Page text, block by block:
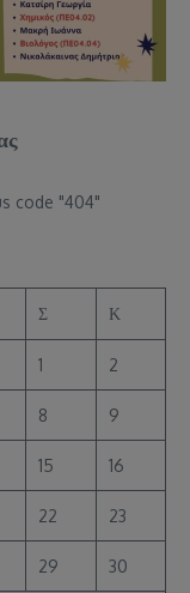
code "404"
Σ Κ
1 2
8 9
15 16
22 23
29 30